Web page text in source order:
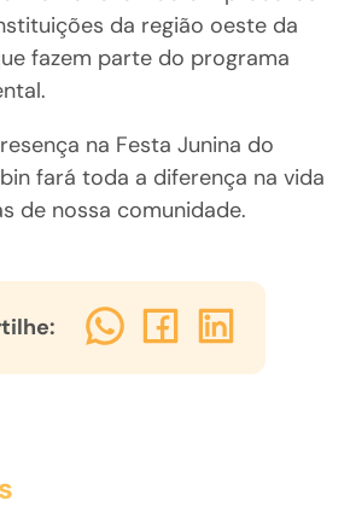
da região oeste da
fazem parte do programa
na Festa Junina do
fará toda a diferença na vida
de nossa comunidade.